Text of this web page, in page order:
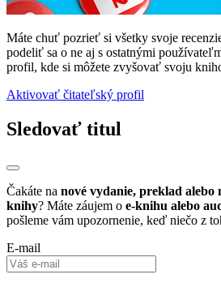
Máte chuť pozrieť si všetky svoje
podeliť sa o ne aj s ostatnými
profil, kde si môžete zvyšovať svoju
Aktivovať čitateľský profil
Sledovať titul
Čakáte na nové vydanie, preklad alebo
knihy? Máte záujem o e-knihu alebo
pošleme vám upozornenie, keď niečo z
E-mail